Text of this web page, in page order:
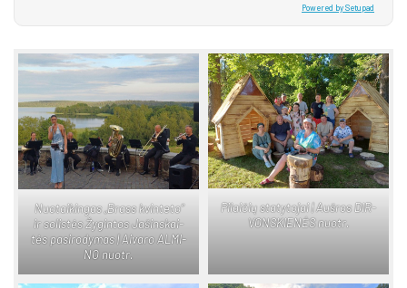
Powered by Setupad
Nuo­tai­kin­gas „Brass kvin­te­to“
ir so­lis­tės Žy­gin­tos Ja­šins­kai­
tės pa­si­ro­dy­mas | Ai­va­ro AL­MI­
NO nuo­tr.
Pi­lai­čių sta­ty­to­jai | Auš­ros DIR­
VONS­KIE­NĖS nuo­tr.